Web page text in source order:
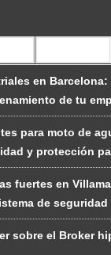
en Barcelona:
de tu
para moto de
y protección
fuertes en
de seguridad
sobre el Broker